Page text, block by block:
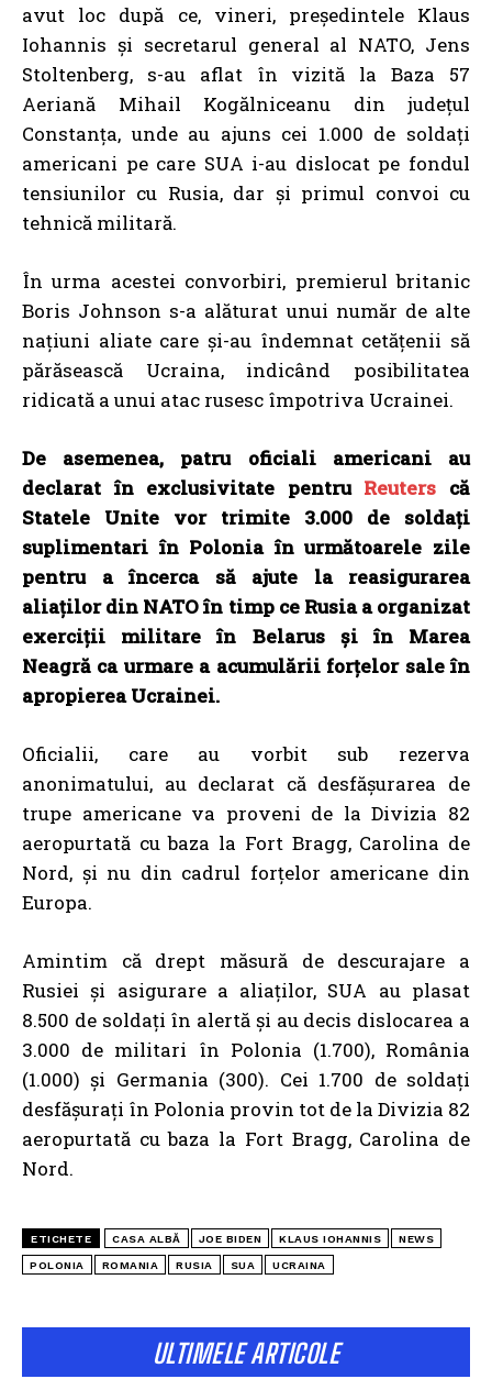
avut loc după ce, vineri, președintele Klaus
Iohannis și secretarul general al NATO, Jens
Stoltenberg, s-au aflat în vizită la Baza 57
Aeriană Mihail Kogălniceanu din județul
Constanța, unde au ajuns cei 1.000 de soldați
americani pe care SUA i-au dislocat pe fondul
tensiunilor cu Rusia, dar și primul convoi cu
tehnică militară.
În urma acestei convorbiri, premierul britanic
Boris Johnson s-a alăturat unui număr de alte
națiuni aliate care și-au îndemnat cetățenii să
părăsească Ucraina, indicând posibilitatea
ridicată a unui atac rusesc împotriva Ucrainei.
De asemenea, patru oficiali americani au
declarat în exclusivitate pentru Reuters că
Statele Unite vor trimite 3.000 de soldați
suplimentari în Polonia în următoarele zile
pentru a încerca să ajute la reasigurarea
aliaților din NATO în timp ce Rusia a organizat
exerciții militare în Belarus și în Marea
Neagră ca urmare a acumulării forțelor sale în
apropierea Ucrainei.
Oficialii, care au vorbit sub rezerva
anonimatului, au declarat că desfășurarea de
trupe americane va proveni de la Divizia 82
aeropurtată cu baza la Fort Bragg, Carolina de
Nord, și nu din cadrul forțelor americane din
Europa.
Amintim că drept măsură de descurajare a
Rusiei și asigurare a aliaților, SUA au plasat
8.500 de soldați în alertă și au decis dislocarea a
3.000 de militari în Polonia (1.700), România
(1.000) și Germania (300). Cei 1.700 de soldați
desfășurați în Polonia provin tot de la Divizia 82
aeropurtată cu baza la Fort Bragg, Carolina de
Nord.
ETICHETE CASA ALBĂ JOE BIDEN KLAUS IOHANNIS NEWS
POLONIA ROMANIA RUSIA SUA UCRAINA
ULTIMELE ARTICOLE